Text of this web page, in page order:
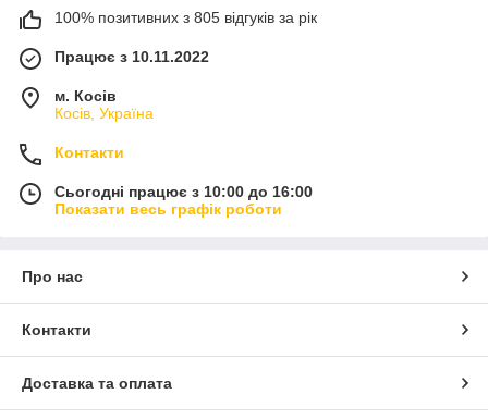
100% позитивних з 805 відгуків за рік
Працює з 10.11.2022
м. Косів
Косів, Україна
Контакти
Сьогодні працює з 10:00 до 16:00
Показати весь графік роботи
Про нас
Контакти
Доставка та оплата